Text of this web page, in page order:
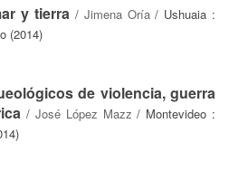
y tierra / Jimena Oría/ Ushuaia :
(2014)
de violencia, guerra
/José López Mazz / Montevideo :